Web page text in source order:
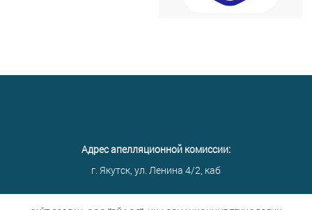
Адрес апелляционной комиссии:
г. Якутск, ул. Ленина 4/2, каб